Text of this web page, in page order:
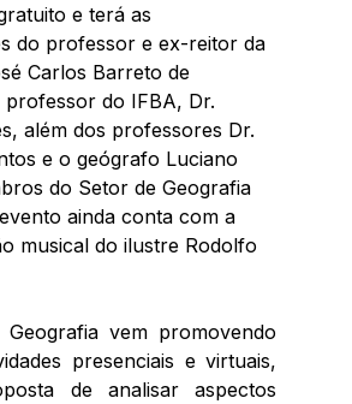
e terá as
do professor e ex-reitor da
Carlos Barreto de
professor do IFBA, Dr.
além dos professores Dr.
e o geógrafo Luciano
do Setor de Geografia
ainda conta com a
musical do ilustre Rodolfo
vem promovendo
presenciais e virtuais,
de analisar aspectos